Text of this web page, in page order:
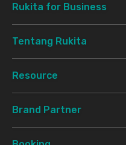
Rukita for Business
Tentang Rukita
Resource
Brand Partner